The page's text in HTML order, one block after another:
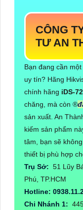
CÔNG
TƯ AN
Bạn đang cần
uy tín? Hãng
chính hãng iDS-
chăng, mà còn ®️
sản xuất. An
kiếm sản phẩm
tâm, bạn sẽ
thiết bị phù hợp
Trụ Sở: 51 Lũy
Phú, TP.HCM
Hotline:
Chi Nhánh 1: